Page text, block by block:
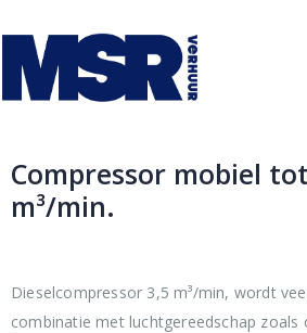
Compressor mobiel
m³/min.
was:
€225.00.
is:
€90.00.
Dieselcompressor 3,5 m³/min, wordt
combinatie met luchtgereedschap zoals